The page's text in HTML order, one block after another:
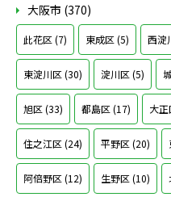
大阪市 (370)
此花区 (7) 東成区 (5) 西淀
東淀川区 (30) 淀川区 (5)
旭区 (33) 都島区 (17) 大
住之江区 (24) 平野区 (20)
阿倍野区 (12) 生野区 (10)